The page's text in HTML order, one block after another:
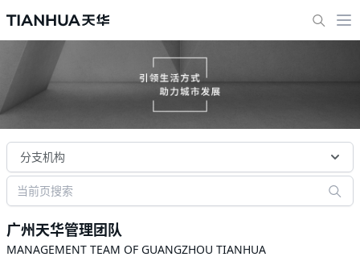
分支机构
广州天华管理团队
MANAGEMENT TEAM OF GUANGZHOU TIANHUA